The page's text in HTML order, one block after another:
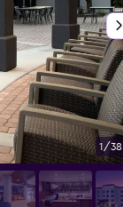
1/38